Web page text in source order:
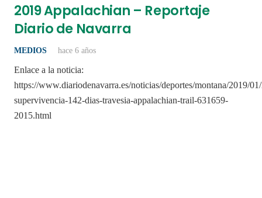
2019 Appalachian – Reportaje
Diario de Navarra
MEDIOS hace 6 años
Enlace a la noticia:
https://www.diariodenavarra.es/noticias/deportes/montana/2019/
supervivencia-142-dias-travesia-appalachian-trail-631659-
2015.html